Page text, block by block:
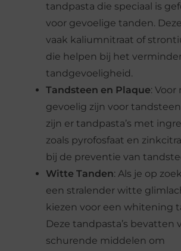
tandpasta die speciaal is
voor gevoelige tanden.
vaak kaliumnitraat of
die helpen bij het
tandgevoeligheid.
Tandsteen en Plaque:
gevoelig zijn voor
zijn er tandpasta’s met
zoals pyrofosfaat en
bij de preventie van
Witte Tanden: Als je op
een stralender witte
kiezen voor een whitening
Deze tandpasta’s bevatten
schurende middelen om